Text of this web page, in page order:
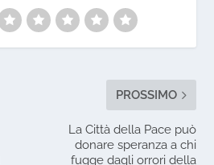
PROSSIMO
La Città della Pace può
donare speranza a chi
fugge dagli orrori della